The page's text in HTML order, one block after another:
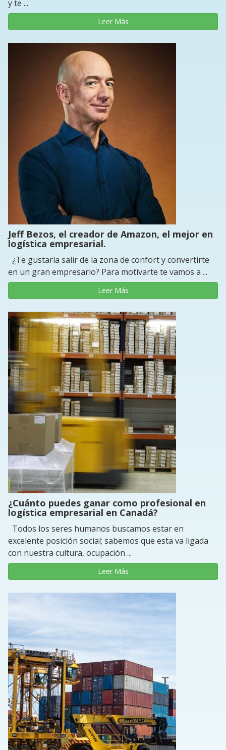
y te ...
Leer Más
Jeff Bezos, el creador de Amazon, el mejor en
logística empresarial.
¿Te gustaría salir de la zona de confort y convertirte
en un gran empresario? Para motivarte te vamos a ...
Leer Más
¿Cuánto puedes ganar como profesional en
logística empresarial en Canadá?
Todos los seres humanos buscamos estar en
excelente posición social; sabemos que esta va ligada
con nuestra cultura, ocupación ...
Leer Más